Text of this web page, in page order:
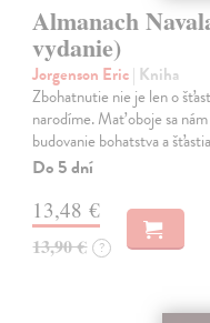
Almanach
vydanie)
Jorgenson Eric| Kniha
Zbohatnutie nie je len o
narodíme. Mať oboje sa
budovanie bohatstva a
Do 5 dní
13,48 €
13,90 € ?